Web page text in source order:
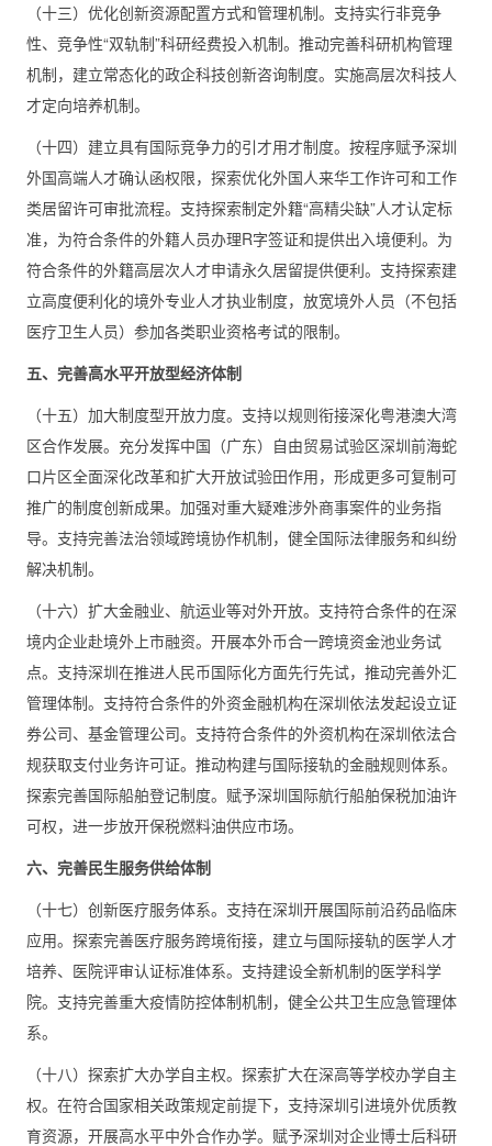
（十三）优化创新资源配置方式和管理机制。支持实行非竞争
性、竞争性“双轨制”科研经费投入机制。推动完善科研机构管理
机制，建立常态化的政企科技创新咨询制度。实施高层次科技人
才定向培养机制。
（十四）建立具有国际竞争力的引才用才制度。按程序赋予深圳
外国高端人才确认函权限，探索优化外国人来华工作许可和工作
类居留许可审批流程。支持探索制定外籍“高精尖缺”人才认定标
准，为符合条件的外籍人员办理R字签证和提供出入境便利。为
符合条件的外籍高层次人才申请永久居留提供便利。支持探索建
立高度便利化的境外专业人才执业制度，放宽境外人员（不包括
医疗卫生人员）参加各类职业资格考试的限制。
五、完善高水平开放型经济体制
（十五）加大制度型开放力度。支持以规则衔接深化粤港澳大湾
区合作发展。充分发挥中国（广东）自由贸易试验区深圳前海蛇
口片区全面深化改革和扩大开放试验田作用，形成更多可复制可
推广的制度创新成果。加强对重大疑难涉外商事案件的业务指
导。支持完善法治领域跨境协作机制，健全国际法律服务和纠纷
解决机制。
（十六）扩大金融业、航运业等对外开放。支持符合条件的在深
境内企业赴境外上市融资。开展本外币合一跨境资金池业务试
点。支持深圳在推进人民币国际化方面先行先试，推动完善外汇
管理体制。支持符合条件的外资金融机构在深圳依法发起设立证
券公司、基金管理公司。支持符合条件的外资机构在深圳依法合
规获取支付业务许可证。推动构建与国际接轨的金融规则体系。
探索完善国际船舶登记制度。赋予深圳国际航行船舶保税加油许
可权，进一步放开保税燃料油供应市场。
六、完善民生服务供给体制
（十七）创新医疗服务体系。支持在深圳开展国际前沿药品临床
应用。探索完善医疗服务跨境衔接，建立与国际接轨的医学人才
培养、医院评审认证标准体系。支持建设全新机制的医学科学
院。支持完善重大疫情防控体制机制，健全公共卫生应急管理体
系。
（十八）探索扩大办学自主权。探索扩大在深高等学校办学自主
权。在符合国家相关政策规定前提下，支持深圳引进境外优质教
育资源，开展高水平中外合作办学。赋予深圳对企业博士后科研